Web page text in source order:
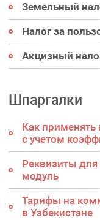
Земельный
Налог за
Акцизный
Шпаргалки
Как
с учетом
Реквизиты
модуль
Тарифы на
в Узбекистане